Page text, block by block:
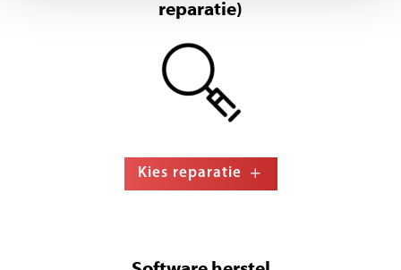
reparatie)
Kies reparatie